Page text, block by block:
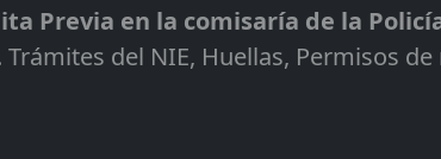
Previa en la comisaría de la
Trámites del NIE, Huellas, Permisos